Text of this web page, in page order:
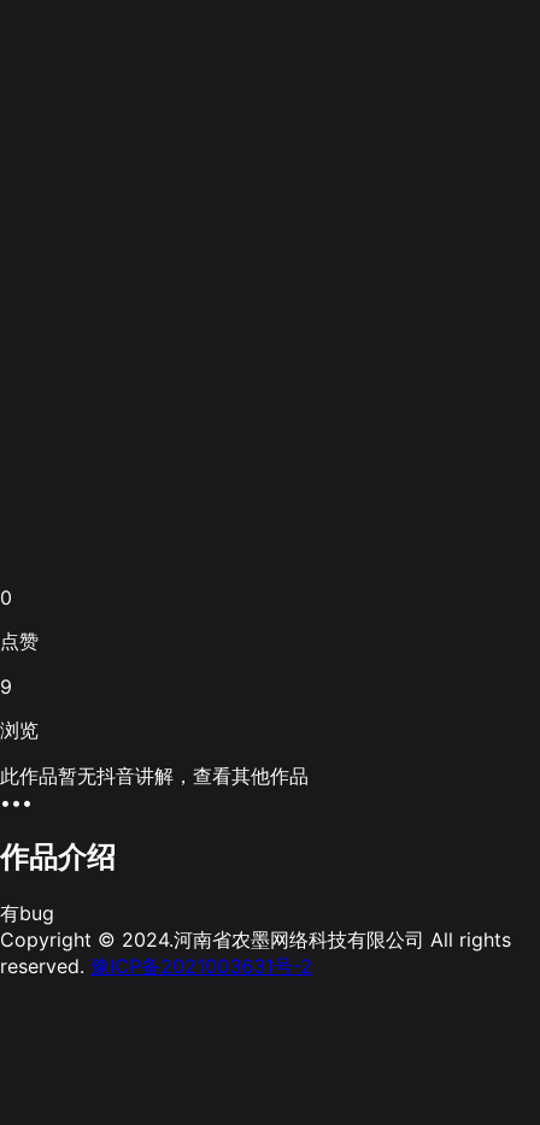
0
点赞
9
浏览
此作品暂无抖音讲解，查看其他作品
•••
作品介绍
有bug
Copyright © 2024.河南省农墨网络科技有限公司 All rights
reserved. 豫ICP备2021003631号-2